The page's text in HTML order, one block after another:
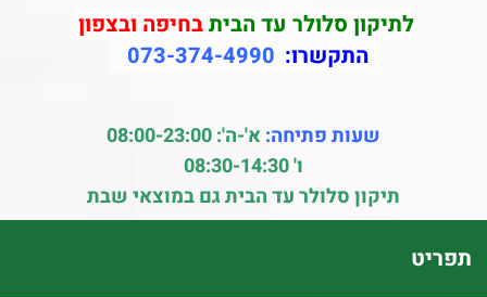
לתיקון סלולר עד הביתבחיפה ובצפון
התקשרו: 073-374-4990
שעות פתיחה:א'-ה': 08:00-23:00
ו' 08:30-14:30
תיקון סלולר עד הבית גם במוצאי שבת
תפריט